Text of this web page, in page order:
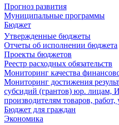
Прогноз развития
Муниципальные программы
Бюджет
Утвержденные бюджеты
Отчеты об исполнении бюджета
Проекты бюджетов
Реестр расходных обязательств
Мониторинг качества
Мониторинг достижения
субсидий (грантов) юр. лицам,
производителям товаров, работ,
Бюджет для граждан
Экономика